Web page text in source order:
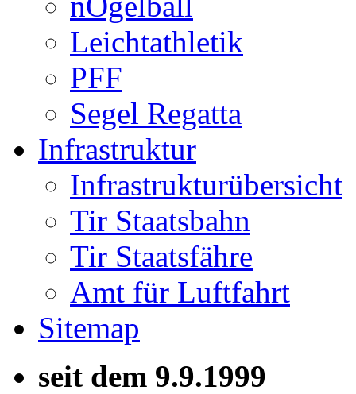
Leichtathletik
PFF
Segel Regatta
Infrastruktur
Infrastrukturübersicht
Tir Staatsbahn
Tir Staatsfähre
Amt für Luftfahrt
Sitemap
seit dem 9.9.1999